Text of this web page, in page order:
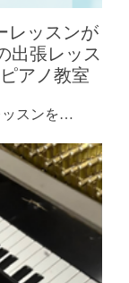
レッスンが
出張レッス
アノ教室
ッスンを…